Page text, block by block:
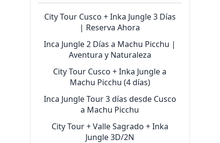
City Tour Cusco + Inka Jungle 3 Días
| Reserva Ahora
Inca Jungle 2 Días a Machu Picchu |
Aventura y Naturaleza
City Tour Cusco + Inka Jungle a
Machu Picchu (4 días)
Inca Jungle Tour 3 días desde Cusco
a Machu Picchu
City Tour + Valle Sagrado + Inka
Jungle 3D/2N